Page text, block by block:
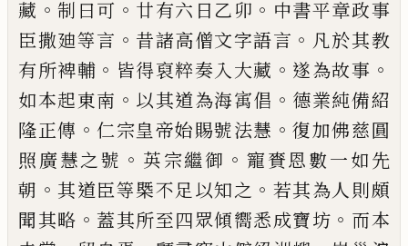
藏 。制曰可 。 廿有六日乙卯 。 中書平章政事
臣撒廸等言 。 昔諸高僧文字語言 。 凡於其教
有所裨輔 。 皆得裒粹奏入大藏 。 遂為故事 。
如本起東南 。 以其道為海㝢倡 。 德業純備紹
隆正傳 。 仁宗皇帝始賜號法慧 。復加佛慈圓
照廣慧之號 。 英宗繼御 。 寵賚恩數一如先
朝 。其道臣等槩不足以知之 。 若其為人則頗
聞其略 。 蓋其所至四眾傾嚮悉成寶坊 。 而本